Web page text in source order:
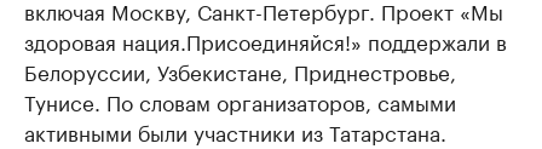
включая Москву, Санкт-Петербург. Проект «Мы
здоровая нация.Присоединяйся!» поддержали в
Белоруссии, Узбекистане, Приднестровье,
Тунисе. По словам организаторов, самыми
активными были участники из Татарстана.